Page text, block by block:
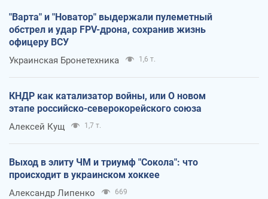
"Варта" и "Новатор" выдержали пулеметный
обстрел и удар FPV-дрона, сохранив жизнь
офицеру ВСУ
Украинская Бронетехника 1,6 т.
КНДР как катализатор войны, или О новом
этапе российско-северокорейского союза
Алексей Кущ 1,7 т.
Выход в элиту ЧМ и триумф "Сокола": что
происходит в украинском хоккее
Александр Липенко 669